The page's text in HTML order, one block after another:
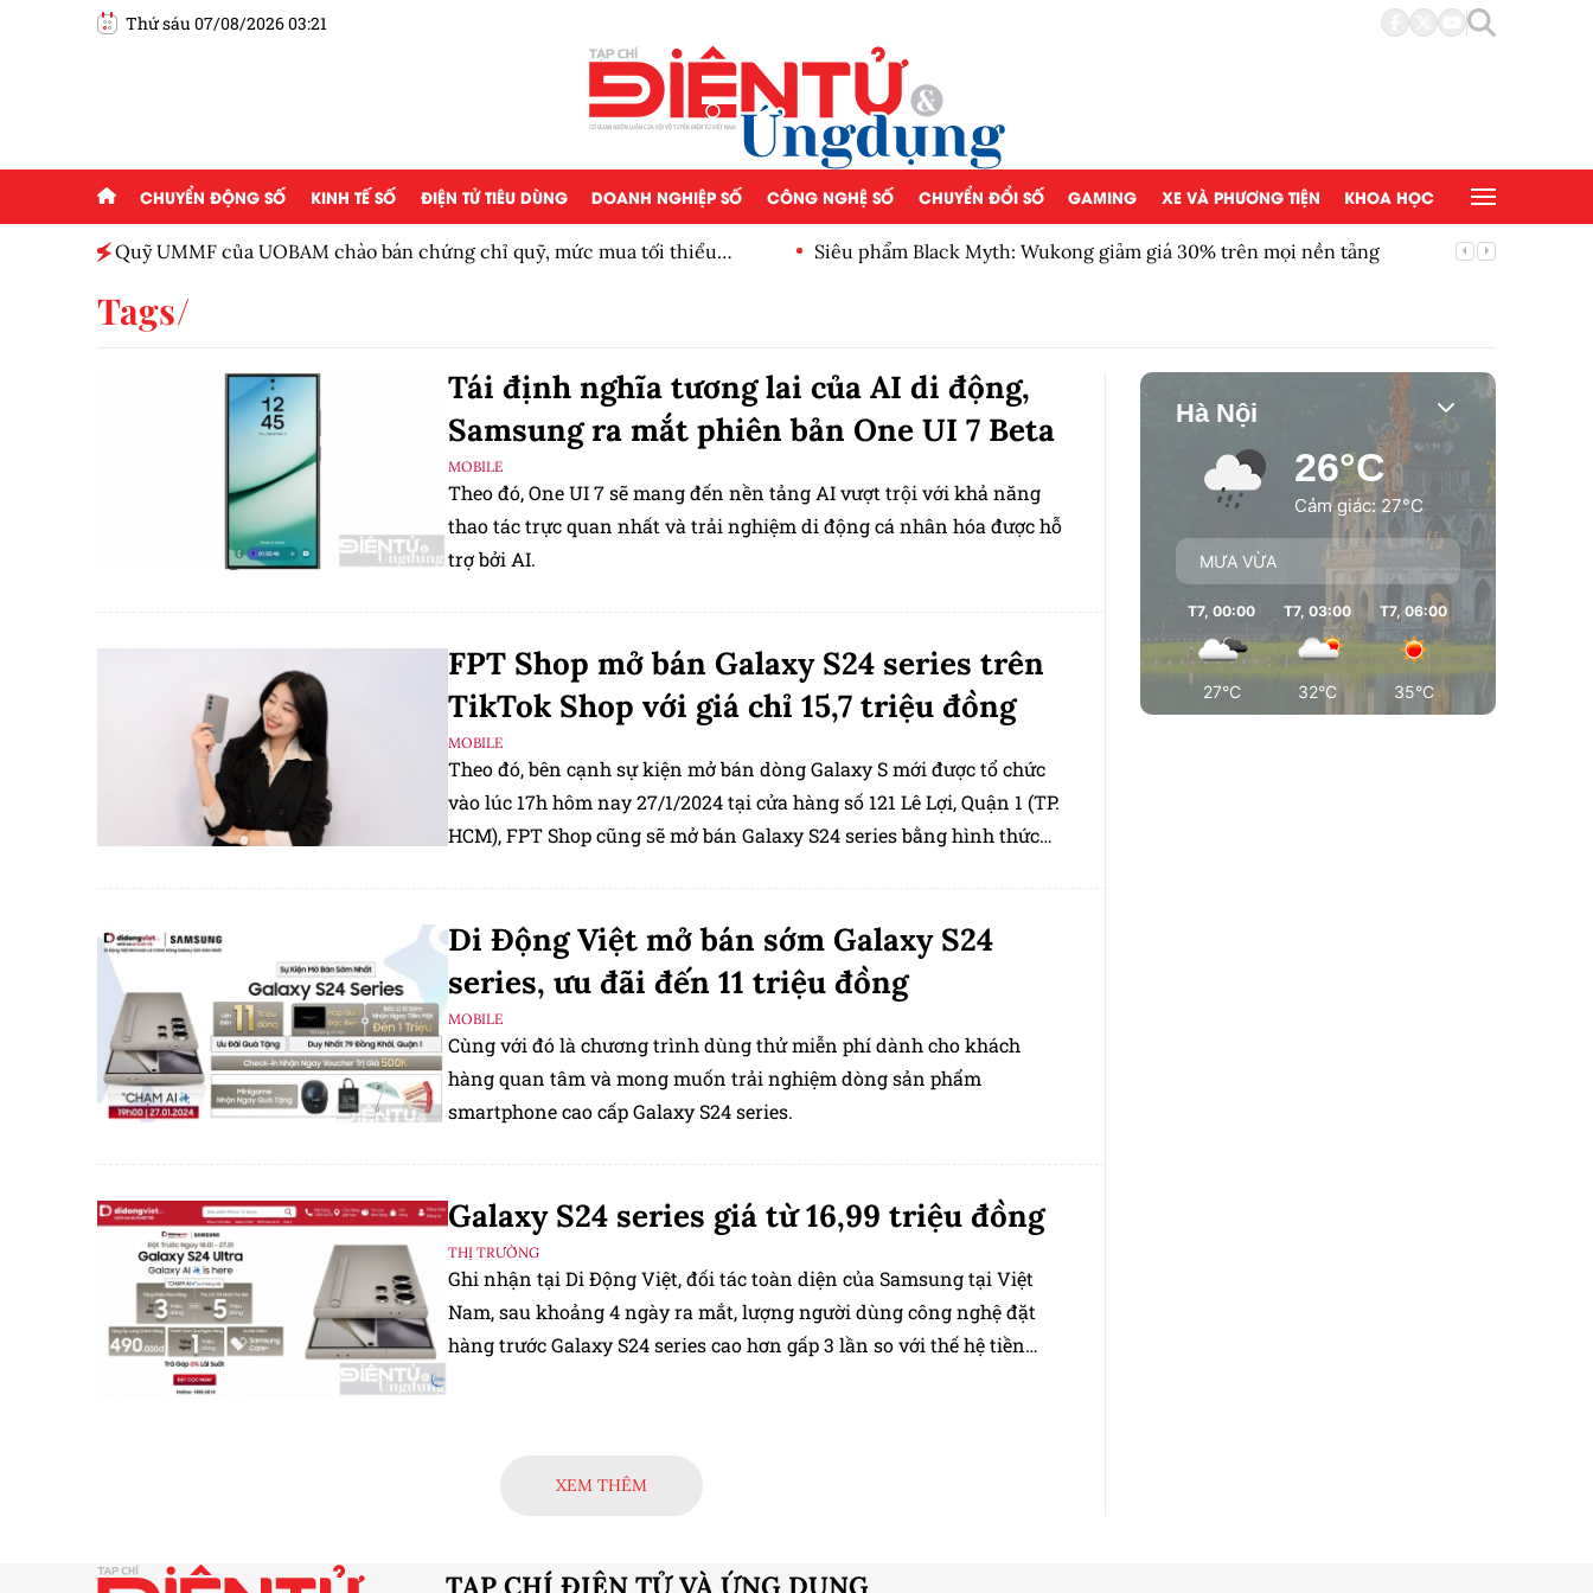
Thứ sáu 07/08/2026 03:21
CHUYỂN ĐỘNG SỐ KINH TẾ SỐ ĐIỆN TỬ TIÊU DÙNG DOANH NGHIỆP SỐ CÔNG NGHỆ SỐ CHUYỂN ĐỔI SỐ GAMING XE VÀ PHƯƠNG TIỆN KHOA HỌC
Quỹ UMMF của UOBAM chào bán chứng chỉ quỹ, mức mua tối thiểu
Siêu phẩm Black Myth: Wukong giảm giá 30% trên mọi nền tảng
Tags
Tái định nghĩa tương lai của AI di động,
Samsung ra mắt phiên bản One UI 7 Beta
MOBILE
Theo đó, One UI 7 sẽ mang đến nền tảng AI vượt trội với khả năng
thao tác trực quan nhất và trải nghiệm di động cá nhân hóa được hỗ
trợ bởi AI.
FPT Shop mở bán Galaxy S24 series trên
TikTok Shop với giá chỉ 15,7 triệu đồng
MOBILE
Theo đó, bên cạnh sự kiện mở bán dòng Galaxy S mới được tổ chức
vào lúc 17h hôm nay 27/1/2024 tại cửa hàng số 121 Lê Lợi, Quận 1 (TP.
HCM), FPT Shop cũng sẽ mở bán Galaxy S24 series bằng hình thức
Di Động Việt mở bán sớm Galaxy S24
series, ưu đãi đến 11 triệu đồng
MOBILE
Cùng với đó là chương trình dùng thử miễn phí dành cho khách
hàng quan tâm và mong muốn trải nghiệm dòng sản phẩm
smartphone cao cấp Galaxy S24 series.
Galaxy S24 series giá từ 16,99 triệu đồng
THỊ TRƯỜNG
Ghi nhận tại Di Động Việt, đối tác toàn diện của Samsung tại Việt
Nam, sau khoảng 4 ngày ra mắt, lượng người dùng công nghệ đặt
hàng trước Galaxy S24 series cao hơn gấp 3 lần so với thế hệ tiền
XEM THÊM
Hà Nội
26°C
Cảm giác: 27°C
MƯA VỪA
T7, 00:00
27°C
T7, 03:00
32°C
T7, 06:00
35°C
TẠP CHÍ ĐIỆN TỬ VÀ ỨNG DỤNG